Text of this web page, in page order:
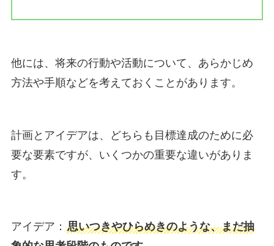
他には、将来の行動や活動について、あらかじめ
方法や手順などを考えておくことがあります。
計画とアイデアは、どちらも目標達成のために必
要な要素ですが、いくつかの重要な違いがありま
す。
アイデア： 思いつきやひらめきのような、まだ抽